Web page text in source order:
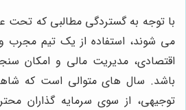
با توجه به گستردگی مطالبی که تحت
می شوند، استفاده از یک تیم
اقتصادی، مدیریت مالی و امکان
باشد. سال های متوالی است که
توجیهی، از سوی سرمایه گذاران